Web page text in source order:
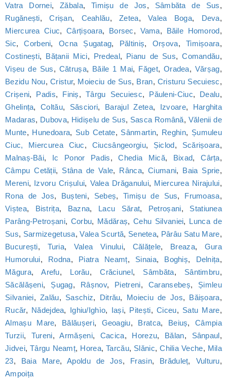
Vatra Dornei,Zăbala, Timișu de Jos, Sâmbăta de Sus,
Rugănești,Crișan, Ceahlău,Zetea,Valea Boga, Deva,
Miercurea Ciuc,Cârțișoara, Borsec, Vama, Băile Homorod,
Sic,Corbeni, Ocna Șugatag, Păltiniș, Orșova, Timișoara,
Costinești, Bățanii Mici, Predeal, Pianu de Sus,Comandău,
Vișeu de Sus, Cătrușa, Băile 1 Mai, Făget, Oradea, Vărșag,
Bezidu Nou,Cristur, Moieciu de Sus, Bran, Cristuru Secuiesc,
Crișeni, Padis, Finiș,Târgu Secuiesc, Păuleni-Ciuc, Dealu,
Ghelința,Coltău, Săsciori, Barajul Zetea, Izvoare, Harghita
Madaras, Dubova, Hidișelu de Sus, Sasca Română, Vălenii de
Munte, Hunedoara, Sub Cetate, Sânmartin, Reghin, Șumuleu
Ciuc, Miercurea Ciuc, Ciucsângeorgiu, Șiclod, Scărișoara,
Malnaș-Băi, Ic Ponor Padis,Chedia Mică, Bixad,Cârța,
Câmpu Cetății, Stâna de Vale, Rânca,Ciumani, Baia Sprie,
Mereni, Izvoru Crișului, Valea Drăganului, Miercurea Nirajului,
Rona de Jos, Bușteni, Sebeș, Timișu de Sus, Frumoasa,
Viștea, Bistrița, Bazna, Lacu Sărat, Petroșani, Statiunea
Parâng-Petroșani, Corbu, Mădăraș, Cehu Silvaniei, Lunca de
Sus, Sarmizegetusa,Valea Scurtă, Senetea, Pârâu Satu Mare,
București, Turia, Valea Vinului, Călățele, Breaza, Gura
Humorului, Rodna, Piatra Neamț, Sinaia, Boghiș, Delnița,
Măgura,Arefu, Lorău,Crăciunel, Sâmbăta, Sântimbru,
Săcălășeni, Șugag, Râșnov, Pietreni, Caransebeș, Șimleu
Silvaniei,Zalău, Saschiz, Ditrău, Moieciu de Jos, Băișoara,
Rucăr, Nădejdea, Ighiu/Ighìo, Iași, Pitești,Ciceu, Satu Mare,
Almașu Mare, Bălăușeri, Geoagiu, Bratca, Beiuș,Câmpia
Turzii, Tureni,Armășeni, Cacica, Horezu, Bălan, Sânpaul,
Jidvei,Târgu Neamț, Horea,Tarcău, Slănic,Chilia Veche, Mila
23, Baia Mare,Apoldu de Jos, Frasin, Brăduleț, Vulturu,
Ampoița